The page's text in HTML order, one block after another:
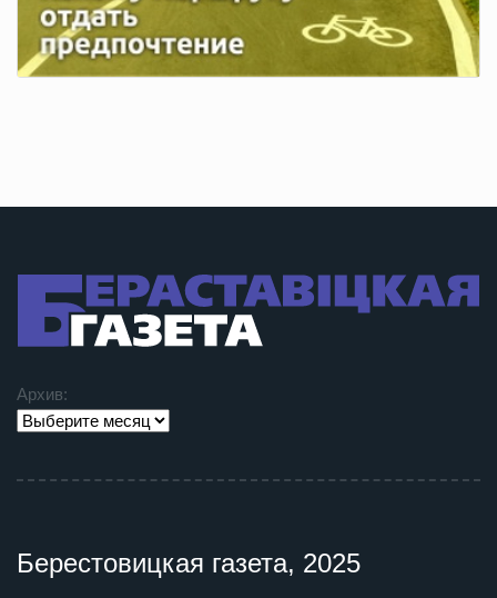
Архив:
Берестовицкая газета, 2025